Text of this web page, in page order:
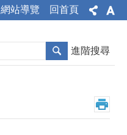
網站導覽 回首頁
進階搜尋